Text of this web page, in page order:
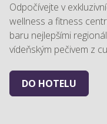
Odpočívejte v
wellness a fitness
baru nejlepšími
vídeňským pečivem z
DO HOTELU